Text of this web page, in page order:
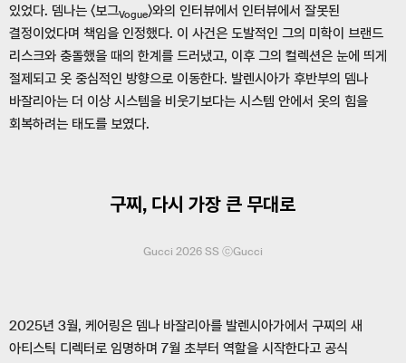
있었다. 뎀나는 〈보그Vogue〉와의 인터뷰에서 인터뷰에서 잘못된
결정이었다며 책임을 인정했다. 이 사건은 도발적인 그의 미학이 브랜드
리스크와 충돌했을 때의 한계를 드러냈고, 이후 그의 컬렉션은 눈에 띄게
절제되고 옷 중심적인 방향으로 이동한다. 발렌시아가 후반부의 뎀나
바잘리아는 더 이상 시스템을 비웃기보다는 시스템 안에서 옷의 힘을
회복하려는 태도를 보였다.
구찌, 다시 가장 큰 무대로
Gucci 2026 SS ⓒGucci
2025년 3월, 케어링은 뎀나 바잘리아를 발렌시아가에서 구찌의 새
아티스틱 디렉터로 임명하며 7월 초부터 역할을 시작한다고 공식